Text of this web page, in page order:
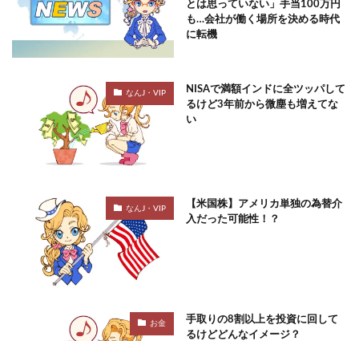
とは思っていない」手当100万円
も…会社が働く場所を決める時代
に転機
なんJ・VIP
NISAで満額インドに全ツッパして
るけど3年前から微塵も増えてな
い
なんJ・VIP
【米国株】アメリカ単独の為替介
入だった可能性！？
お金
手取りの8割以上を投資に回して
るけどどんなイメージ？